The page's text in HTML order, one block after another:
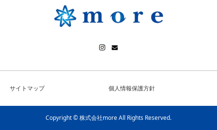
サイトマップ 個人情報保護方針
Copyright © 株式会社more All Rights Reserved.